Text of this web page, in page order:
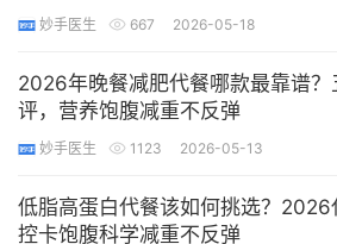
妙手医生 667 2026-05-18
2026年晚餐减肥代餐哪款最靠谱？
评，营养饱腹减重不反弹
妙手医生 1123 2026-05-13
低脂高蛋白代餐该如何挑选？2026
控卡饱腹科学减重不反弹